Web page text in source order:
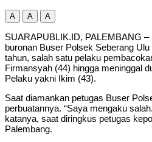
A A A
SUARAPUBLIK.ID, PALEMBANG
buronan Buser Polsek Seberang
tahun, salah satu pelaku
Firmansyah (44) hingga meninggal
Pelaku yakni Ikim (43).
Saat diamankan petugas Buser
perbuatannya. “Saya mengaku
katanya, saat diringkus petugas
Palembang.